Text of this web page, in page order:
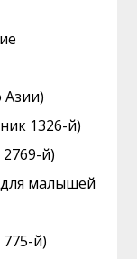
Азии)
1326-й)
й)
малышей
й)